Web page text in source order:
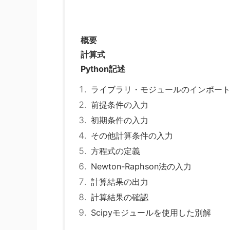
概要
計算式
Python記述
ライブラリ・モジュールのインポー
前提条件の入力
初期条件の入力
その他計算条件の入力
方程式の定義
Newton-Raphson法の入力
計算結果の出力
計算結果の確認
Scipyモジュールを使用した別解